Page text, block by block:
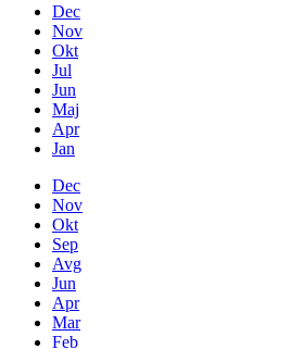
Dec
Nov
Okt
Jul
Jun
Maj
Apr
Jan
Dec
Nov
Okt
Sep
Avg
Jun
Apr
Mar
Feb